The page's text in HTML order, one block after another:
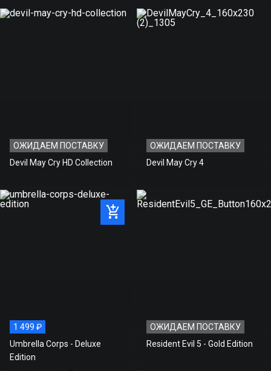
ОЖИДАЕМ ПОСТАВКУ
Devil May Cry HD Collection
ОЖИДАЕМ ПОСТАВКУ
Devil May Cry 4
1 499 ₽
Umbrella Corps - Deluxe
Edition
ОЖИДАЕМ ПОСТАВКУ
Resident Evil 5 - Gold Edition